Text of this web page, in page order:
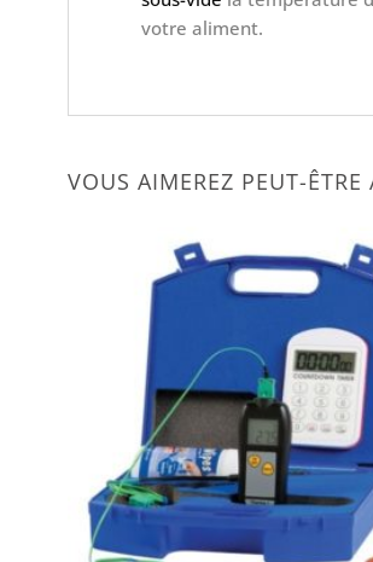
votre aliment.
VOUS AIMEREZ PEUT-ÊTRE